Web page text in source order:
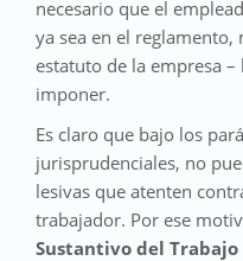
necesario que el
ya sea en el
estatuto de la empresa
imponer.
Es claro que bajo los
jurisprudenciales, no
lesivas que atenten
trabajador. Por ese
Sustantivo del Trabajo